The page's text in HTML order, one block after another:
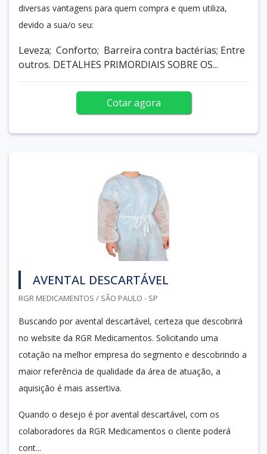
diversas vantagens para quem compra e quem utiliza,
devido a sua/o seu:
Leveza; Conforto; Barreira contra bactérias; Entre
outros. DETALHES PRIMORDIAIS SOBRE OS...
Cotar agora
AVENTAL DESCARTÁVEL
RGR MEDICAMENTOS / SÃO PAULO - SP
Buscando por avental descartável, certeza que descobrirá
no website da RGR Medicamentos. Solicitando uma
cotação na melhor empresa do segmento e descobrindo a
maior referência de qualidade da área de atuação, a
aquisição é mais assertiva.
Quando o desejo é por avental descartável, com os
colaboradores da RGR Medicamentos o cliente poderá
cont...